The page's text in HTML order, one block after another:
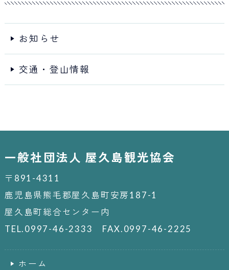
お知らせ
交通・登山情報
一般社団法人 屋久島観光協会
〒891-4311
鹿児島県熊毛郡屋久島町安房187-1
屋久島町総合センター内
TEL.0997-46-2333 FAX.0997-46-2225
ホーム